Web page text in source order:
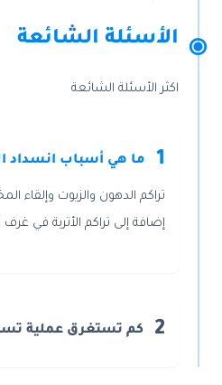
الأسئلة الشائعة
اكثر الأسئلة الشائعة
1 ما هي أسباب انسداد
تراكم الدهون والزيوت وإلقاء
إضافة إلى تراكم الأتربة في غرف
2 كم تستغرق عملية